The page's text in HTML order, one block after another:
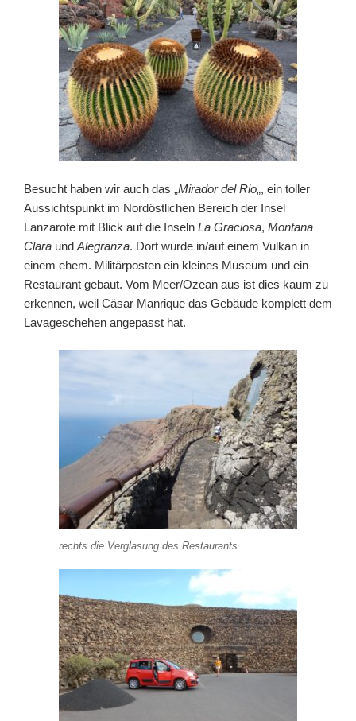
Besucht haben wir auch das „Mirador del Rio„, ein toller
Aussichtspunkt im Nordöstlichen Bereich der Insel
Lanzarote mit Blick auf die Inseln La Graciosa, Montana
Clara und Alegranza. Dort wurde in/auf einem Vulkan in
einem ehem. Militärposten ein kleines Museum und ein
Restaurant gebaut. Vom Meer/Ozean aus ist dies kaum zu
erkennen, weil Cäsar Manrique das Gebäude komplett dem
Lavageschehen angepasst hat.
rechts die Verglasung des Restaurants